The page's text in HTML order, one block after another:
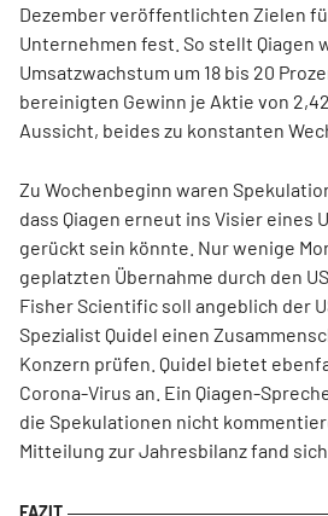
Dezember veröffentlichten Zielen
Unternehmen fest. So stellt Qiagen
Umsatzwachstum um 18 bis 20
bereinigten Gewinn je Aktie von
Aussicht, beides zu konstanten
Zu Wochenbeginn waren
dass Qiagen erneut ins Visier eines
gerückt sein könnte. Nur wenige
geplatzten Übernahme durch den
Fisher Scientific soll angeblich der
Spezialist Quidel einen
Konzern prüfen. Quidel bietet
Corona-Virus an. Ein Qiagen-
die Spekulationen nicht
Mitteilung zur Jahresbilanz fand sich